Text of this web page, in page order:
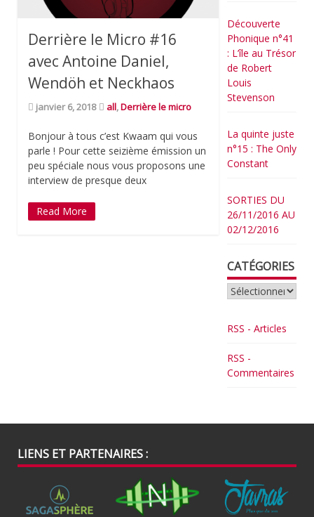
Derrière le Micro #16
avec Antoine Daniel,
Wendöh et Neckhaos
janvier 6, 2018 all,Derrière le micro
Bonjour à tous c’est Kwaam qui vous
parle ! Pour cette seizième émission un
peu spéciale nous vous proposons une
interview de presque deux
Read More
Découverte
Phonique n°41
: L’île au Trésor
de Robert
Louis
Stevenson
La quinte juste
n°15 : The Only
Constant
SORTIES DU
26/11/2016 AU
02/12/2016
CATÉGORIES
Catégories
RSS - Articles
RSS -
Commentaires
LIENS ET PARTENAIRES :